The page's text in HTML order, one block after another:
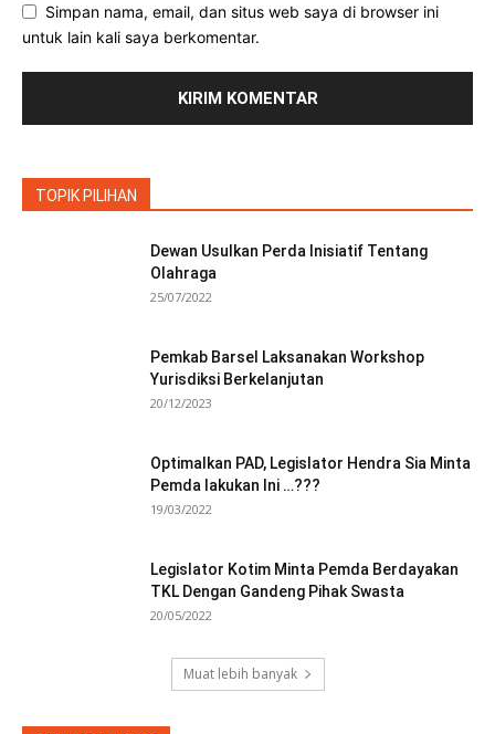
Simpan nama, email, dan situs web saya di browser ini
untuk lain kali saya berkomentar.
TOPIK PILIHAN
Dewan Usulkan Perda Inisiatif Tentang
Olahraga
25/07/2022
Pemkab Barsel Laksanakan Workshop
Yurisdiksi Berkelanjutan
20/12/2023
Optimalkan PAD, Legislator Hendra Sia Minta
Pemda lakukan Ini …???
19/03/2022
Legislator Kotim Minta Pemda Berdayakan
TKL Dengan Gandeng Pihak Swasta
20/05/2022
Muat lebih banyak